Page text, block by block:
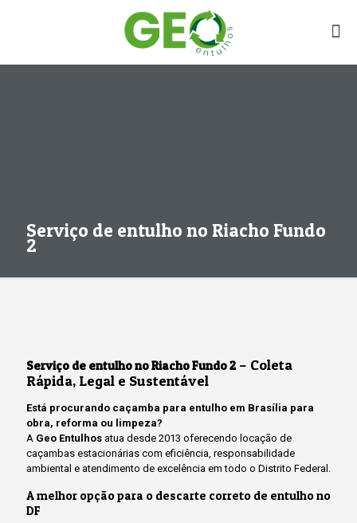
Serviço de entulho no Riacho Fundo
2
Serviço de entulho no Riacho Fundo 2 – Coleta
Rápida, Legal e Sustentável
Está procurando caçamba para entulho em Brasília para
obra, reforma ou limpeza?
A Geo Entulhos atua desde 2013 oferecendo locação de
caçambas estacionárias com eficiência, responsabilidade
ambiental e atendimento de excelência em todo o Distrito Federal.
A melhor opção para o descarte correto de entulho no
DF